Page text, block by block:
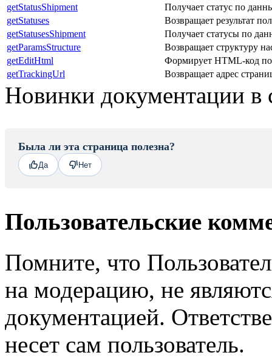
getStatusShipment
Получает статус по
getStatuses
Возвращает результат
getStatusesShipment
Получает статусы по
getParamsStructure
Возвращает структуру
getEditHtml
Формирует HTML-код
getTrackingUrl
Возвращает адрес
Новинки документации в
Была ли эта страница полезна?
Да Нет
Пользовательские
Помните, что
на модерацию, не
документацией.
несет сам пользователь.